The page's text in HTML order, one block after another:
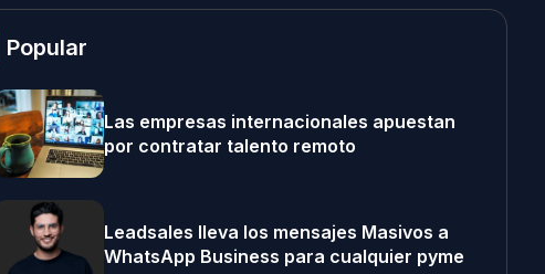
Popular
Las empresas internacionales apuestan
por contratar talento remoto
Leadsales lleva los mensajes Masivos a
WhatsApp Business para cualquier pyme